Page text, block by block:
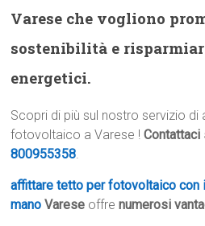
Varese che vogliono
sostenibilità e
energetici.
Scopri di più sul nostro servizio
fotovoltaico a Varese !Contattaci
800955358.
affittare tetto per fotovoltaico con
mano Varese offrenumerosi